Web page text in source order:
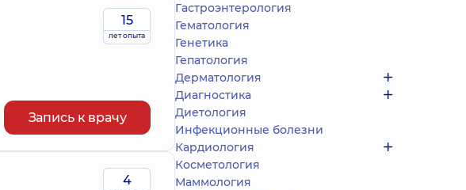
15
лет опыта
Запись к врачу
4
Гастроэнтерология
Гематология
Генетика
Гепатология
Дерматология
Диагностика
Диетология
Инфекционные болезни
Кардиология
Косметология
Маммология